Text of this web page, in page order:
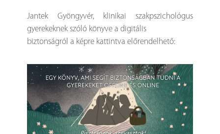
Jantek Gyöngyvér, klinikai szakpszichológus
gyerekeknek szóló könyve a digitális
biztonságról a képre kattintva előrendelhető: